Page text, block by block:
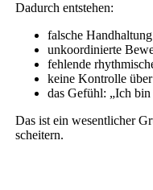
Dadurch entstehen:
falsche Handhaltung
unkoordinierte
fehlende
keine Kontrolle
das Gefühl: „Ich
Das ist ein wesentlicher
scheitern.